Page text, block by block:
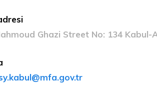
Ghazi Street No: 134 Kabul-